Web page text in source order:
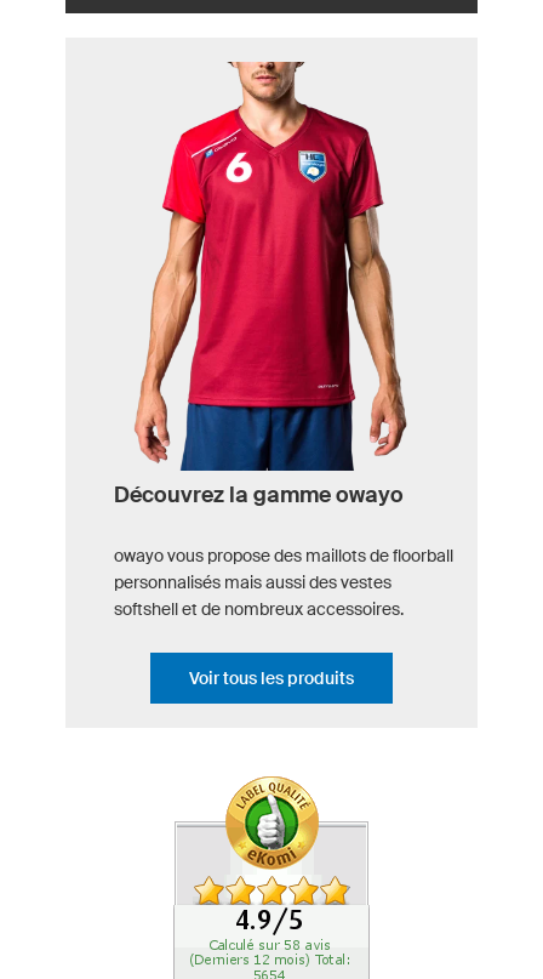
Découvrez la gamme owayo
owayo vous propose des maillots de floorball
personnalisés mais aussi des vestes
softshell et de nombreux accessoires.
Voir tous les produits